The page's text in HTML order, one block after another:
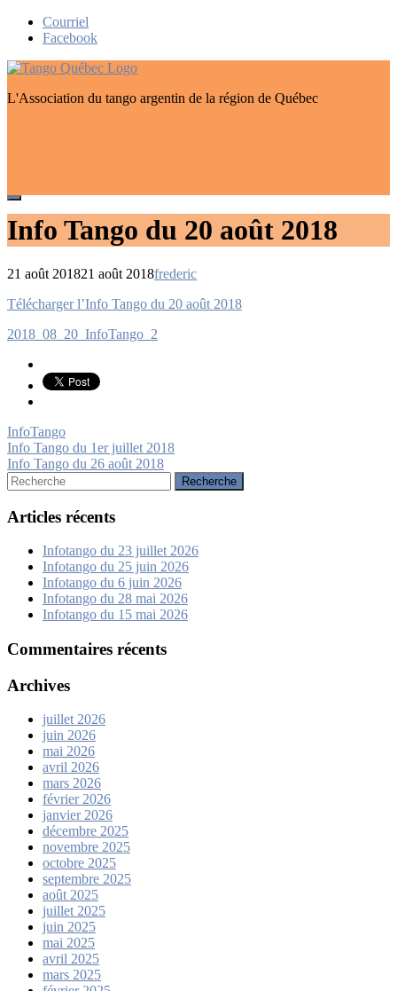
Skip
Courriel
Facebook
L'Association du tango argentin de la région de Québec
Info Tango du 20 août 2018
21 août 201821 août 2018frederic
Navigation
de
l’article
Télécharger l’Info Tango du 20 août 2018
2018_08_20_InfoTango_2
InfoTango
Navigation
de
l’article
Info Tango du 1er juillet 2018
Info Tango du 26 août 2018
Rechercher:
Articles récents
Infotango du 23 juillet 2026
Infotango du 25 juin 2026
Infotango du 6 juin 2026
Infotango du 28 mai 2026
Infotango du 15 mai 2026
Commentaires récents
Archives
juillet 2026
juin 2026
mai 2026
avril 2026
mars 2026
février 2026
janvier 2026
décembre 2025
novembre 2025
octobre 2025
septembre 2025
août 2025
juillet 2025
juin 2025
mai 2025
avril 2025
mars 2025